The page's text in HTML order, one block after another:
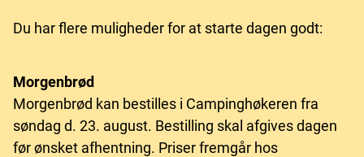
Du har flere muligheder for at starte dagen godt:
Morgenbrød
Morgenbrød kan bestilles i Campinghøkeren fra
søndag d. 23. august. Bestilling skal afgives dagen
før ønsket afhentning. Priser fremgår hos